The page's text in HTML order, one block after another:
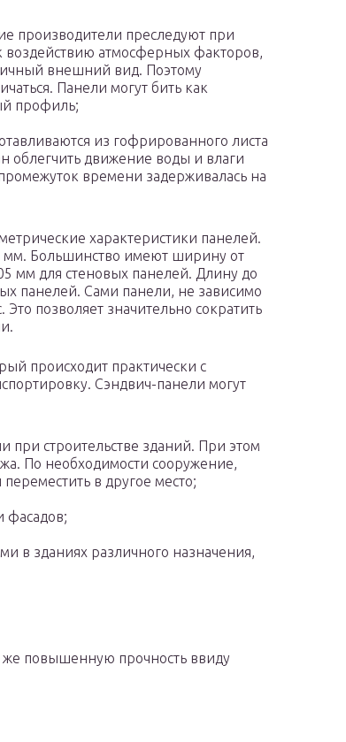
производители преследуют при
воздействию атмосферных факторов,
внешний вид. Поэтому
Панели могут бить как
профиль;
из гофрированного листа
облегчить движение воды и влаги
времени задерживалась на
характеристики панелей.
мм. Большинство имеют ширину от
мм для стеновых панелей. Длину до
панелей. Сами панели, не зависимо
позволяет значительно сократить
происходит практически с
Сэндвич-панели могут
строительстве зданий. При этом
По необходимости сооружение,
в другое место;
фасадов;
в зданиях различного назначения,
же повышенную прочность ввиду